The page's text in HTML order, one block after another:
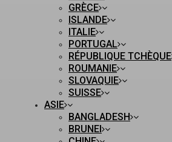
GRÈCE
ISLANDE
ITALIE
PORTUGAL
RÉPUBLIQUE TCHÈQUE
ROUMANIE
SLOVAQUIE
SUISSE
ASIE
BANGLADESH
BRUNEI